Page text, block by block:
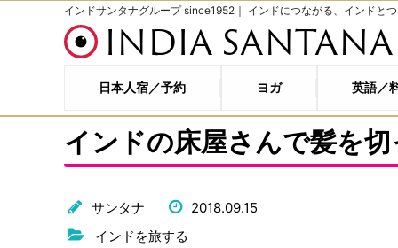
インドサンタナグループ since1952｜ インドにつながる、インドと
INDIA SANTANA
日本人宿／予約 ヨガ 英語／
インドの床屋さんで髪を
サンタナ
2018.09.15
インドを旅する